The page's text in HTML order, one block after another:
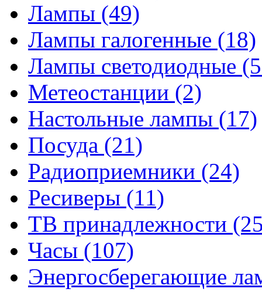
Лампы (49)
Лампы галогенные (18)
Лампы светодиодные
Метеостанции (2)
Настольные лампы (17)
Посуда (21)
Радиоприемники (24)
Ресиверы (11)
ТВ принадлежности
Часы (107)
Энергосберегающие